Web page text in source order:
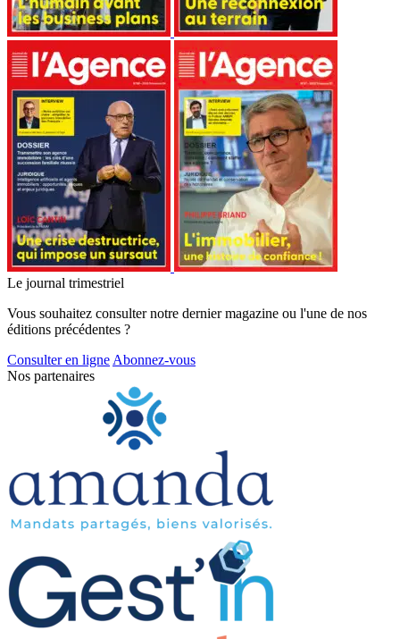
Le journal trimestriel
Vous souhaitez consulter notre dernier magazine ou l'une de nos
éditions précédentes ?
Consulter en ligne Abonnez-vous
Nos partenaires